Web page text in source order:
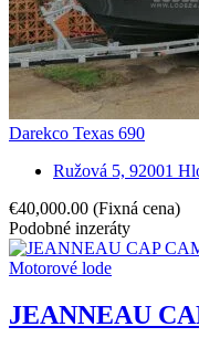
Darekco Texas 690
Ružová 5, 92001
€40,000.00 (Fixná cena)
Podobné inzeráty
Motorové lode
JEANNEAU